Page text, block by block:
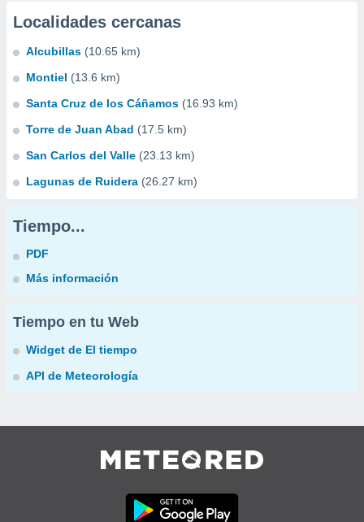
Localidades cercanas
Alcubillas (10.65 km)
Montiel (13.6 km)
Santa Cruz de los Cáñamos (16.93 km)
Torre de Juan Abad (17.5 km)
San Carlos del Valle (23.13 km)
Lagunas de Ruidera (26.27 km)
Tiempo...
PDF
Más información
Tiempo en tu Web
Widget de El tiempo
API de Meteorología